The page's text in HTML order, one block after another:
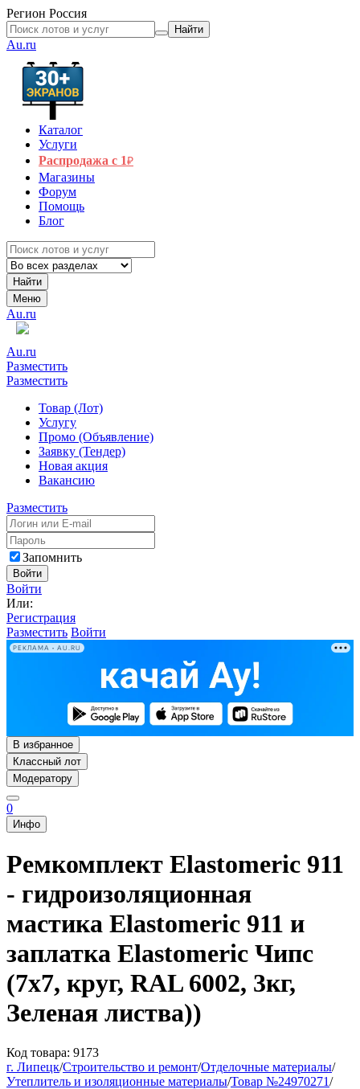
Регион Россия
Найти
Au.ru
Каталог
Услуги
Распродажа с 1₽
Магазины
Форум
Помощь
Блог
Найти
Меню
Au.ru
Au.ru
Разместить
Разместить
Товар (Лот)
Услугу
Промо (Объявление)
Заявку (Тендер)
Новая акция
Вакансию
Разместить
Запомнить
Войти
Войти
Или:
Регистрация
Разместить Войти
РЕКЛАМА • AU.RU
В избранное
Классный лот
Модератору
0
Инфо
Ремкомплект Elastomeric 911
- гидроизоляционная
мастика Elastomeric 911 и
заплатка Elastomeric Чипс
(7х7, круг, RAL 6002, 3кг,
Зеленая листва))
Код товара: 9173
г. Липецк/Строительство и ремонт/Отделочные материалы/
Утеплитель и изоляционные материалы/Товар №24970271/